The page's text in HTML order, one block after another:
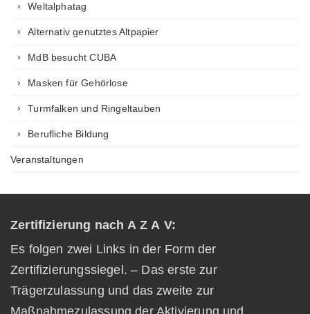
Weltalphatag
Alternativ genutztes Altpapier
MdB besucht CUBA
Masken für Gehörlose
Turmfalken und Ringeltauben
Berufliche Bildung
Veranstaltungen
Zertifizierung nach A Z A V:
Es folgen zwei Links in der Form der
Zertifizierungssiegel. – Das erste zur
Trägerzulassung und das zweite zur
Maßnahmezulassung der Aktivierung und